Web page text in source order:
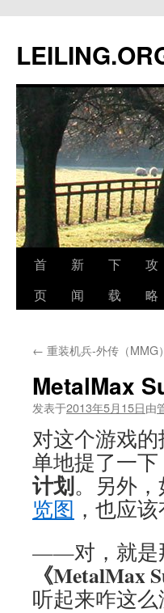
文
首
页
新
闻
下
载
攻
略
← 重装机兵-外传（MMG
MetalMax
发表于2013年5月15日由
对这个游戏
单地提了一
计划。另外
览图 ，也应
——对，就是
《MetalMax
听起来咋这么